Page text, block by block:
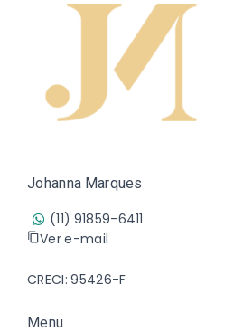
Johanna Marques
(11) 91859-6411
Ver e-mail
CRECI: 95426-F
Menu